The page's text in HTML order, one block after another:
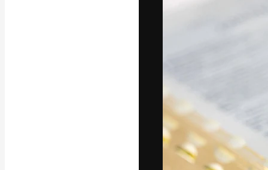
La
migliori lavori.